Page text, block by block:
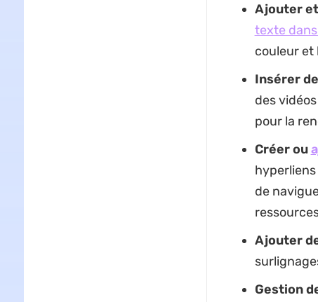
Ajouter
texte
couleur et
Insérer
des
pour la
Créer ou
de
Ajouter
Gestion